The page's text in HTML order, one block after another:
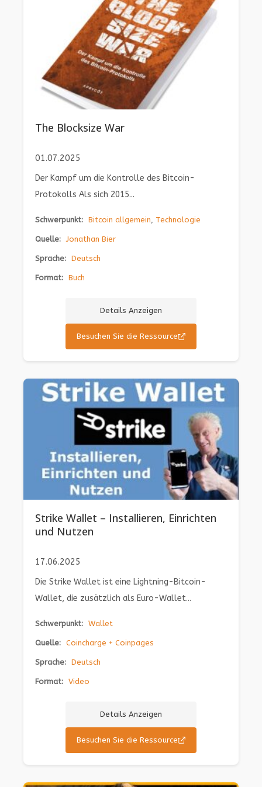
The Blocksize War
01.07.2025
Der Kampf um die Kontrolle des Bitcoin-
Protokolls Als sich 2015...
Schwerpunkt: Bitcoin allgemein, Technologie
Quelle: Jonathan Bier
Sprache: Deutsch
Format: Buch
Details Anzeigen
Besuchen Sie die Ressource
Strike Wallet – Installieren, Einrichten
und Nutzen
17.06.2025
Die Strike Wallet ist eine Lightning-Bitcoin-
Wallet, die zusätzlich als Euro-Wallet...
Schwerpunkt: Wallet
Quelle: Coincharge + Coinpages
Sprache: Deutsch
Format: Video
Details Anzeigen
Besuchen Sie die Ressource